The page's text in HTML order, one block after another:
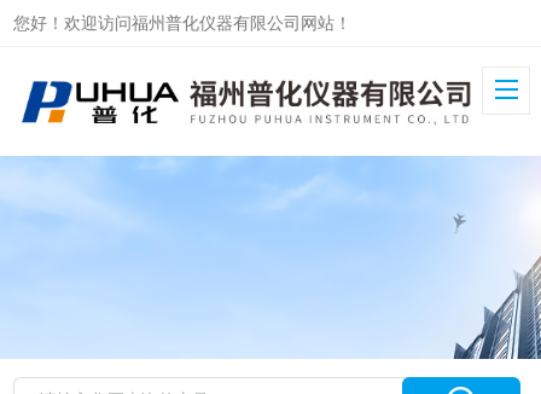
您好！欢迎访问福州普化仪器有限公司网站！